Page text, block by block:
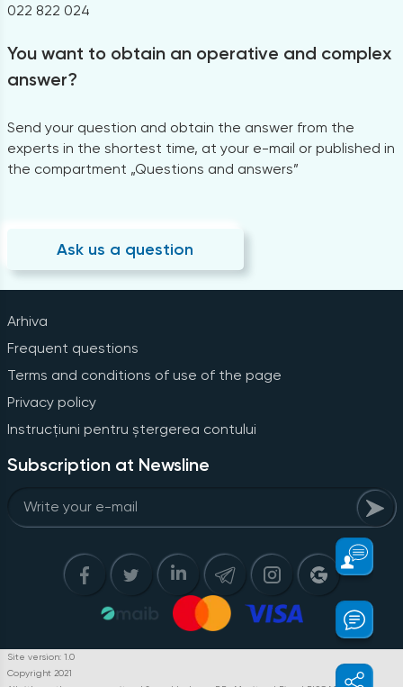
022 822 024
You want to obtain an operative and complex
answer?
Send your question and obtain the answer from the
experts in the shortest time, at your e-mail or published in
the compartment „Questions and answers”
Ask us a question
Arhiva
Frequent questions
Terms and conditions of use of the page
Privacy policy
Instrucțiuni pentru ștergerea contului
Subscription at Newsline
Site version: 1.0
Copyright 2021